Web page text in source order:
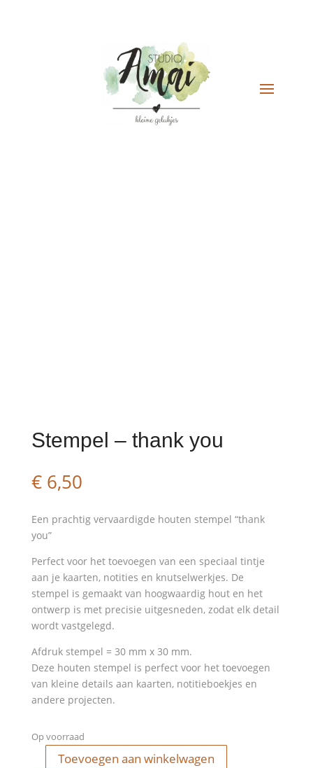
Stempel – thank you
€6,50
Een prachtig vervaardigde houten stempel “thank
you”
Perfect voor het toevoegen van een speciaal tintje
aan je kaarten, notities en knutselwerkjes. De
stempel is gemaakt van hoogwaardig hout en het
ontwerp is met precisie uitgesneden, zodat elk detail
wordt vastgelegd.
Afdruk stempel = 30 mm x 30 mm.
Deze houten stempel is perfect voor het toevoegen
van kleine details aan kaarten, notitieboekjes en
andere projecten.
Op voorraad
Toevoegen aan winkelwagen